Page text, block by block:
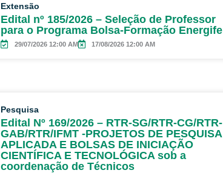
Extensão
Edital nº 185/2026 – Seleção de Professor
para o Programa Bolsa-Formação Energife
29/07/2026 12:00 AM 17/08/2026 12:00 AM
Pesquisa
Edital Nº 169/2026 – RTR-SG/RTR-CG/RTR-
GAB/RTR/IFMT -PROJETOS DE PESQUISA
APLICADA E BOLSAS DE INICIAÇÃO
CIENTÍFICA E TECNOLÓGICA sob a
coordenação de Técnicos